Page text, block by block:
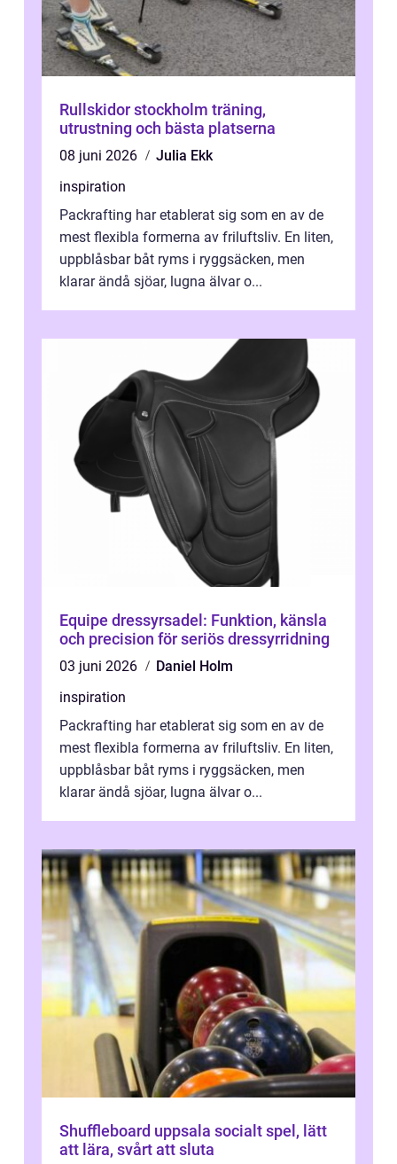
Rullskidor stockholm träning,
utrustning och bästa platserna
08 juni 2026
Julia Ekk
inspiration
Packrafting har etablerat sig som en av de
mest flexibla formerna av friluftsliv. En liten,
uppblåsbar båt ryms i ryggsäcken, men
klarar ändå sjöar, lugna älvar o...
Equipe dressyrsadel: Funktion, känsla
och precision för seriös dressyrridning
03 juni 2026
Daniel Holm
inspiration
Packrafting har etablerat sig som en av de
mest flexibla formerna av friluftsliv. En liten,
uppblåsbar båt ryms i ryggsäcken, men
klarar ändå sjöar, lugna älvar o...
Shuffleboard uppsala socialt spel, lätt
att lära, svårt att sluta